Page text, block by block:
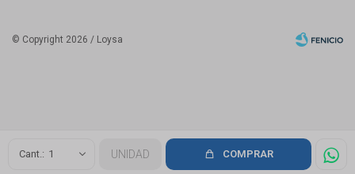
1 UNIDAD COMPRAR
© Copyright 2026 / Loysa
Fenicio